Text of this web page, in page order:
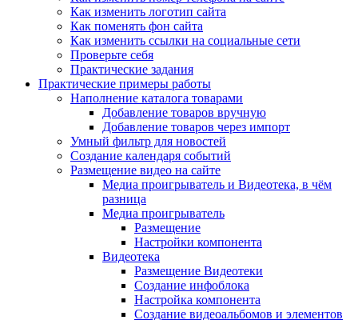
Как изменить логотип сайта
Как поменять фон сайта
Как изменить ссылки на социальные сети
Проверьте себя
Практические задания
Практические примеры работы
Наполнение каталога товарами
Добавление товаров вручную
Добавление товаров через импорт
Умный фильтр для новостей
Создание календаря событий
Размещение видео на сайте
Медиа проигрыватель и Видеотека, в чём
разница
Медиа проигрыватель
Размещение
Настройки компонента
Видеотека
Размещение Видеотеки
Создание инфоблока
Настройка компонента
Создание видеоальбомов и элементов